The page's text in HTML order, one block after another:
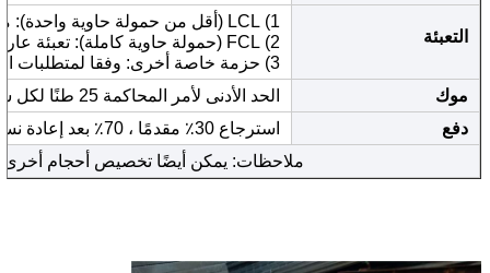
التعبئة
1) LCL (أقل من حمولة حاوية واحدة): معبأة بغشاء بلاستيكي ثم على البليت
2) FCL (حمولة حاوية كاملة): تعبئة عارية
3) حزمة خاصة أخرى: وفقا لمتطلبات العملاء.
موك
الحد الأدنى لأمر المحاكمة 25 طنًا لكل سمك ، 1 × 20 قدمًا لكل عملية توصيل.
دفع
استرجاع 30٪ مقدمًا ، 70٪ بعد إعادة نسخ B / L ، 100٪ خطاب اعتماد متاح.
ملاحظات: يمكن أيضًا تخصيص أحجام أخرى